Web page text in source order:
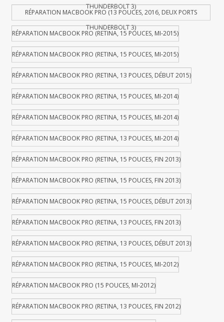
THUNDERBOLT 3)
RÉPARATION MACBOOK PRO (13 POUCES, 2016, DEUX PORTS
THUNDERBOLT 3)
RÉPARATION MACBOOK PRO (RETINA, 15 POUCES, MI-2015)
RÉPARATION MACBOOK PRO (RETINA, 15 POUCES, MI-2015)
RÉPARATION MACBOOK PRO (RETINA, 13 POUCES, DÉBUT 2015)
RÉPARATION MACBOOK PRO (RETINA, 15 POUCES, MI-2014)
RÉPARATION MACBOOK PRO (RETINA, 15 POUCES, MI-2014)
RÉPARATION MACBOOK PRO (RETINA, 13 POUCES, MI-2014)
RÉPARATION MACBOOK PRO (RETINA, 15 POUCES, FIN 2013)
RÉPARATION MACBOOK PRO (RETINA, 15 POUCES, FIN 2013)
RÉPARATION MACBOOK PRO (RETINA, 15 POUCES, DÉBUT 2013)
RÉPARATION MACBOOK PRO (RETINA, 13 POUCES, FIN 2013)
RÉPARATION MACBOOK PRO (RETINA, 13 POUCES, DÉBUT 2013)
RÉPARATION MACBOOK PRO (RETINA, 15 POUCES, MI-2012)
RÉPARATION MACBOOK PRO (15 POUCES, MI-2012)
RÉPARATION MACBOOK PRO (RETINA, 13 POUCES, FIN 2012)